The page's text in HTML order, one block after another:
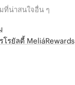
ที่น่าสนใจอื่น ๆ
รยัลตี้ MeliáRewards